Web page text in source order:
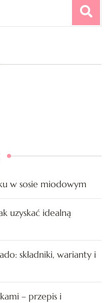
w sosie miodowym
uzyskać idealną
składniki, warianty i
– przepis i